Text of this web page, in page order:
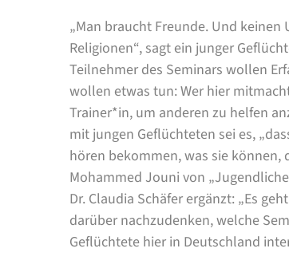
„Man braucht Freunde. Und
Religionen“, sagt ein junger
Teilnehmer des Seminars wollen
wollen etwas tun: Wer hier
Trainer*in, um anderen zu helfen
mit jungen Geflüchteten sei es,
hören bekommen, was sie können,
Mohammed Jouni von
Dr. Claudia Schäfer ergänzt: „Es
darüber nachzudenken, welche
Geflüchtete hier in Deutschland